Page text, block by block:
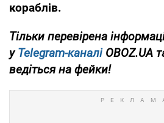
кораблів.
Тільки перевірена
уTelegram-каналіOBOZ.UA
ведіться на фейки!